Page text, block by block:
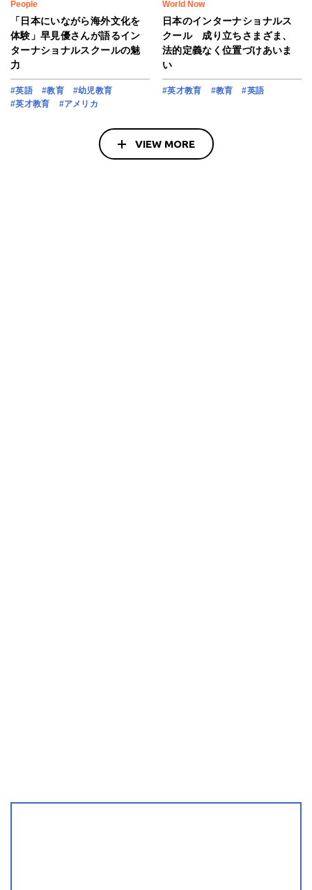
People
「日本にいながら海外文化を
体験」早見優さんが語るイン
ターナショナルスクールの魅
力
#英語 #教育
#幼児教育
#英才教育
#アメリカ
World Now
日本のインターナショナルス
クール 成り立ちさまざま、
法的定義なく位置づけあいま
い
#英才教育 #教育 #英語
VIEW MORE